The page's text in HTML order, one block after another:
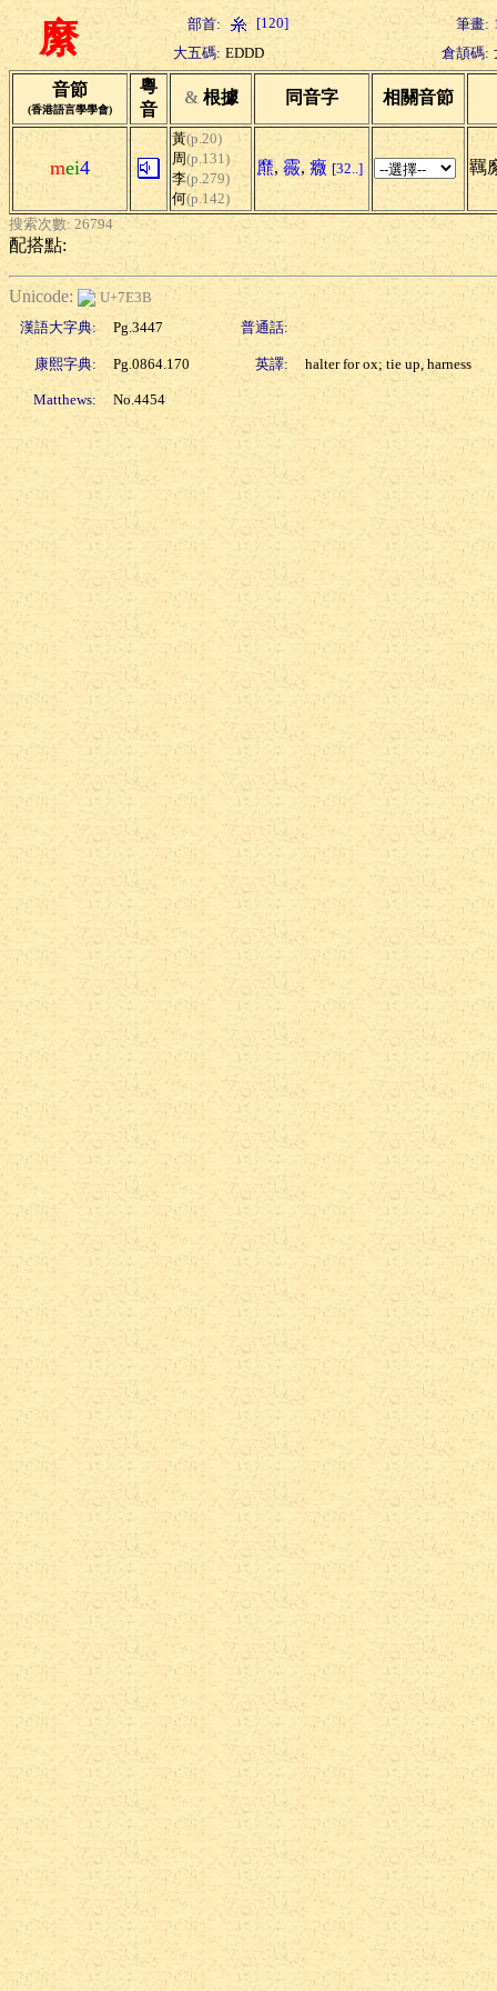
縻 部首: [120] 筆畫:
大五碼: EDDD 倉頡碼:
音節
(香港語言學學會)
粵
音
& 根據 同音字 相關音節
mei4
黃(p.20)
周(p.131)
李(p.279)
何(p.142)
爢, 霺, 癓 [32..] 羈
搜索次數: 26794
配搭點:
Unicode:
U+7E3B
漢語大字典:
Pg.3447 普通話:
康熙字典: Pg.0864.170 英譯: halter for ox; tie up, harness
Matthews: No.4454